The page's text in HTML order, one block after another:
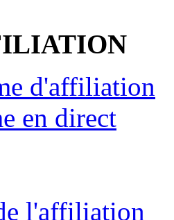
d'affiliation
en direct
l'affiliation